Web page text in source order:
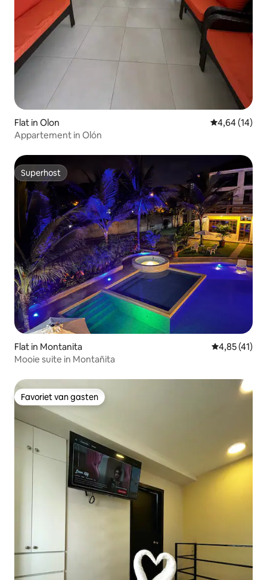
Flat in Olon Gemiddelde
4,64 (14)
Appartement in Olón
Superhost
Superhost
Flat in Montanita Gemiddelde
4,85 (41)
Mooie suite in Montañita
Favoriet van gasten
Favoriet van gasten